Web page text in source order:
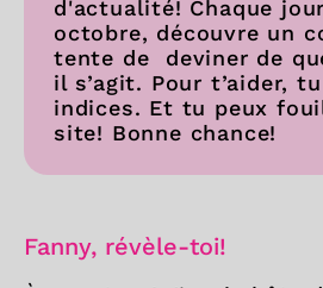
d'actualité! Chaque
octobre, découvre un
tente de deviner de
il s’agit. Pour t’aider,
indices. Et tu peux
site! Bonne chance!
Fanny, révèle-toi!